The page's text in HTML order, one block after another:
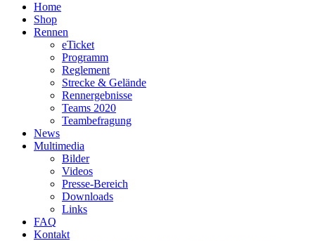
Home
Shop
Rennen
eTicket
Programm
Reglement
Strecke & Gelände
Rennergebnisse
Teams 2020
Teambefragung
News
Multimedia
Bilder
Videos
Presse-Bereich
Downloads
Links
FAQ
Kontakt